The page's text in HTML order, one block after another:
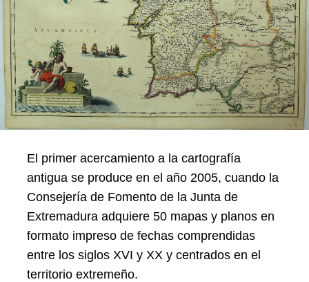
El primer acercamiento a la cartografía
antigua se produce en el año 2005, cuando la
Consejería de Fomento de la Junta de
Extremadura adquiere 50 mapas y planos en
formato impreso de fechas comprendidas
entre los siglos XVI y XX y centrados en el
territorio extremeño.